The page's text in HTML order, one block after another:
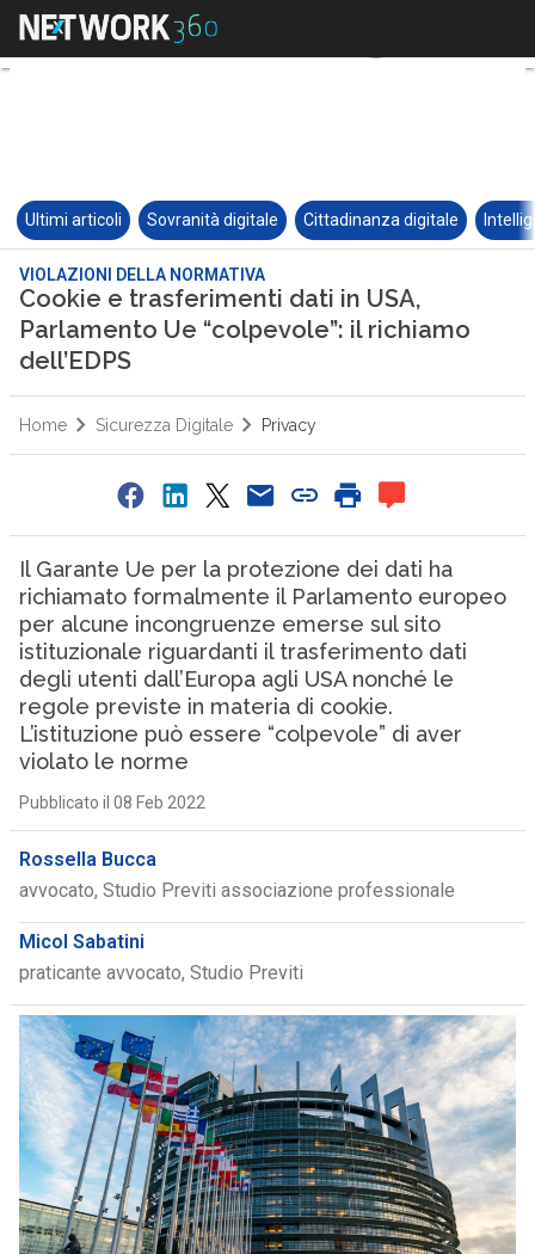
Ultimi articoli Sovranità digitale Cittadinanza digitale
VIOLAZIONI DELLA NORMATIVA
Cookie e trasferimenti dati in USA,
Parlamento Ue “colpevole”: il richiamo
dell’EDPS
Home Sicurezza Digitale Privacy
Il Garante Ue per la protezione dei dati ha
richiamato formalmente il Parlamento europeo
per alcune incongruenze emerse sul sito
istituzionale riguardanti il trasferimento dati
degli utenti dall’Europa agli USA nonché le
regole previste in materia di cookie.
L’istituzione può essere “colpevole” di aver
violato le norme
Pubblicato il 08 Feb 2022
Rossella Bucca
avvocato, Studio Previti associazione professionale
Micol Sabatini
praticante avvocato, Studio Previti